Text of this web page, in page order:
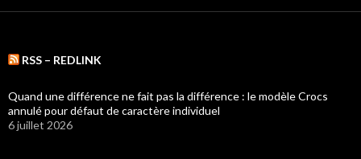
RSS – REDLINK
Quand une différence ne fait pas la différence : le modèle Crocs
annulé pour défaut de caractère individuel
6 juillet 2026